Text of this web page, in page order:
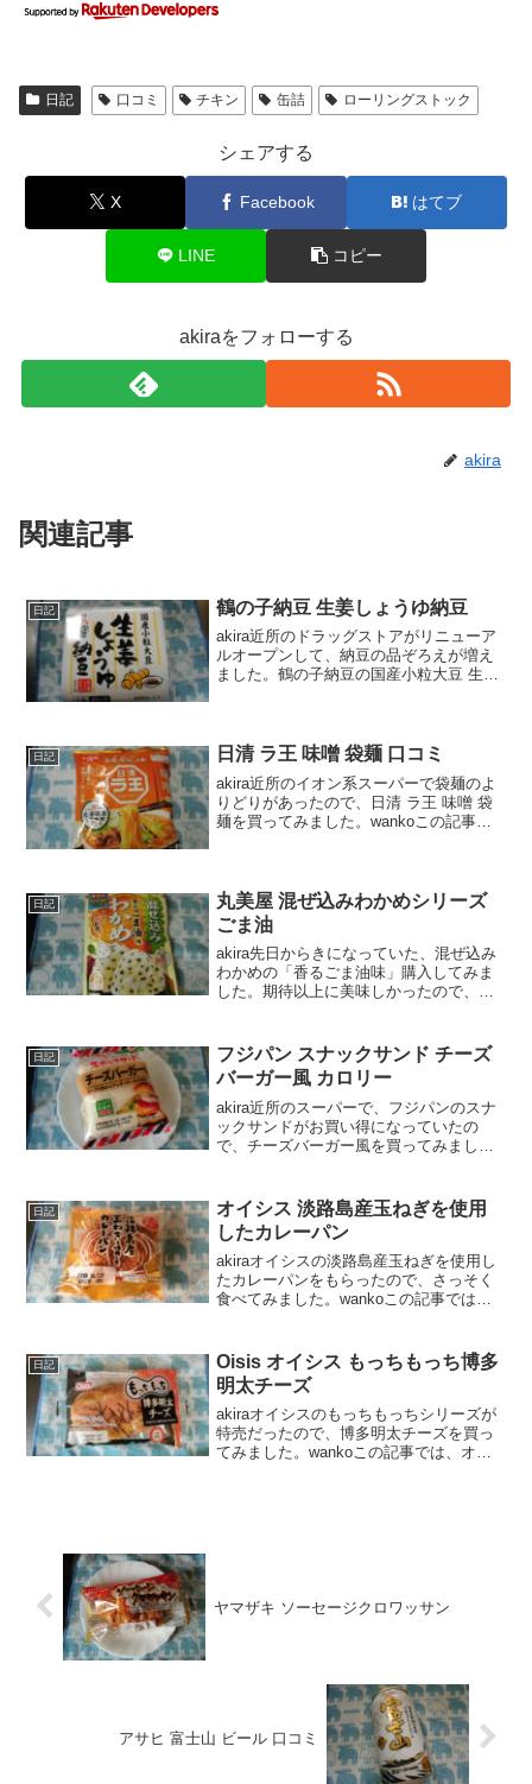
日記 口コミ チキン 缶詰 ローリングストック
シェアする
X Facebook はてブ
LINE コピー
akiraをフォローする
akira
関連記事
日記 鶴の子納豆 生姜しょうゆ納豆
akira近所のドラッグストアがリニューア
ルオープンして、納豆の品ぞろえが増え
ました。鶴の子納豆の国産小粒大豆 生姜
しょうゆ納豆...
日記 日清 ラ王 味噌 袋麺 口コミ
akira近所のイオン系スーパーで袋麺のよ
りどりがあったので、日清 ラ王 味噌 袋
麺を買ってみました。wankoこの記事で
日記
丸美屋 混ぜ込みわかめシリーズ
ごま油
akira先日からきになっていた、混ぜ込み
わかめの「香るごま油味」購入してみま
した。期待以上に美味しかったので、口
コミや、カロリーなどの栄養成分につい
て紹介する...
日記
フジパン スナックサンド チーズ
バーガー風 カロリー
akira近所のスーパーで、フジパンのスナ
ックサンドがお買い得になっていたの
で、チーズバーガー風を買ってみまし
や、カロリーなどの栄養成分について紹
介するよ！お買い...
日記
オイシス 淡路島産玉ねぎを使用
したカレーパン
akiraオイシスの淡路島産玉ねぎを使用し
たカレーパンをもらったので、さっそく
食べてみました。wankoこの記事では、
成分について紹介するよ！お買い得アイ
テムが大集合...
日記
Oisis オイシス もっちもっち博多
明太チーズ
akiraオイシスのもっちもっちシリーズが
特売だったので、博多明太チーズを買っ
てみました。wankoこの記事では、オイ
ヤマザキ ソーセージクロワッサン
アサヒ 富士山 ビール 口コミ